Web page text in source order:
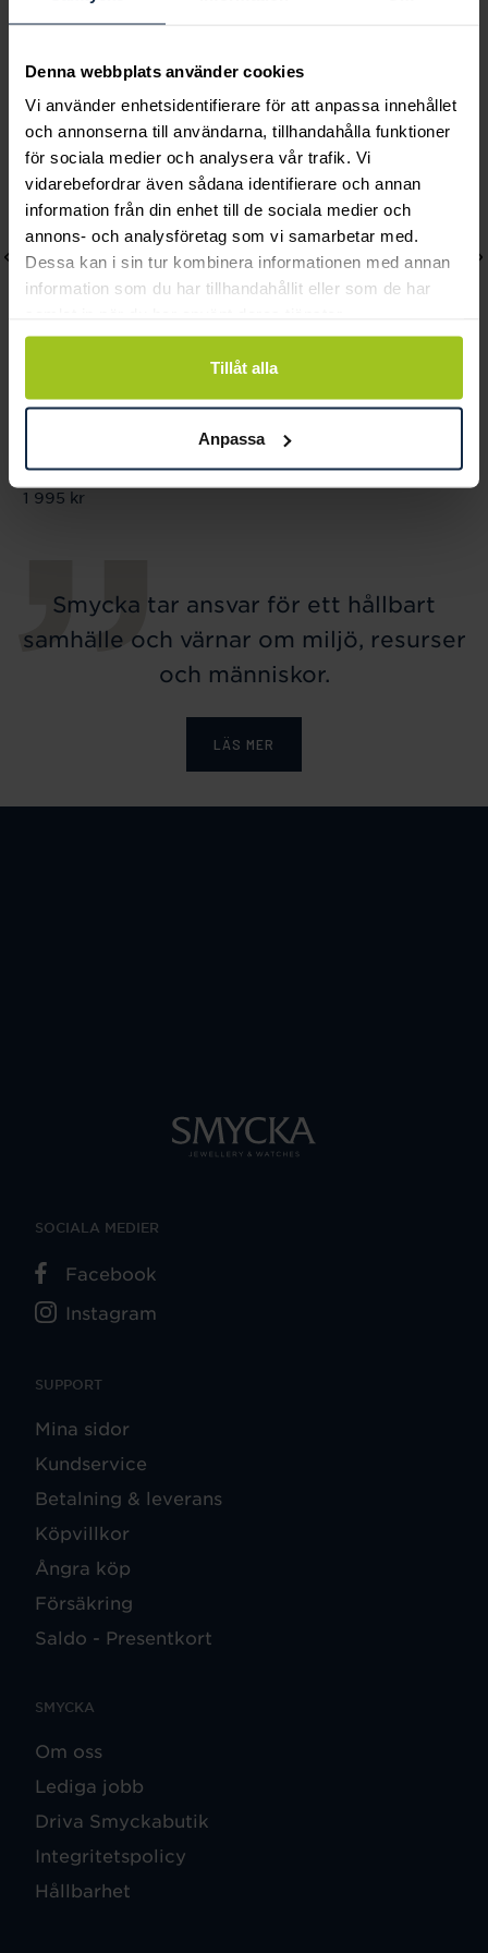
Denna webbplats använder cookies
Vi använder enhetsidentifierare för att anpassa innehållet
och annonserna till användarna, tillhandahålla funktioner
för sociala medier och analysera vår trafik. Vi
vidarebefordrar även sådana identifierare och annan
information från din enhet till de sociala medier och
annons- och analysföretag som vi samarbetar med.
Dessa kan i sin tur kombinera informationen med annan
information som du har tillhandahållit eller som de har
Tillåt alla
Anpassa
Andra köpte också
Caroline Svedbom
Diora Chain Necklace /
Crystal
Pris:1 995 kr
1 995 kr
Caroline Svedbom
Diora Ring / Crystal
Pris:495 kr
495 kr
Smycka tar ansvar för ett hållbart
samhälle och värnar om miljö, resurser
och människor.
LÄS MER
SUPPORT
Mina sidor
Kundservice
Betalning & leverans
Köpvillkor
Ångra köp
Försäkring
Saldo - Presentkort
SMYCKA
Om oss
Lediga jobb
Driva Smyckabutik
Integritetspolicy
Hållbarhet
SOCIALA MEDIER
Facebook
Instagram